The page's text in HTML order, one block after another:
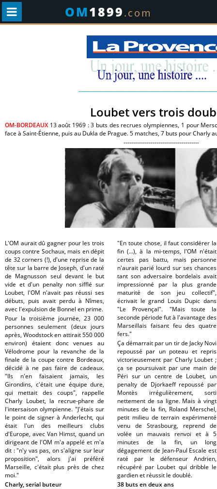
OM1899.com
Loubet vers trois
OM-BORDEAUX13 août 1969 : 3 buts des recrues olympiennes, 1 pour
face à Saint-Étienne, puis au Dukla de Prague. 5 matches, 7 buts pour Charly
---------------------------------------
L'OM aurait dû gagner pour les trois
coups contre Sochaux, mais en dépit
de 32 corners (!), d'une reprise de la
tête sur la barre de Joseph, d'un raté
de Magnusson seul devant le but
vide et d'un penalty non sifflé sur
Loubet, l'OM n'avait pas réussi ses
débuts, puis avait perdu à Nîmes,
avec l'expulsion de Bonnel en prime.
Pour la troisième journée, 23 000
personnes seulement (deux jours
après, Woodstock en attirait 550 000
environ) étaient donc venues au
Vélodrome pour la revanche de la
finale de la coupe contre Bordeaux,
décidé à ne pas faire de cadeaux.
"Ils n'en faisaient jamais, les
Girondins, c'était une équipe dure,
qui mettait des coups", rappelle
Charly Loubet, la recrue-phare de
l'intersaison olympienne. "J'étais sur
le point de signer à Anderlecht, qui
était l'un des meilleurs clubs
d'Europe, avec Van Himst, quand un
dirigeant de l'OM m'a appelé et m'a
dit : "n'y vas pas, on s'aligne sur leur
proposition", alors j'ai préféré
Marseille, c'était plus près de chez
moi."
Charly, serial buteur
"En toute chose, il faut considérer la
fin (...), à la mi-temps, l'OM n'était
certes pas battu, mais personne
n'aurait parié lourd sur ses chances
tant son adversaire bordelais avait
impressionné par la plus grande
maturité de son jeu collectif",
écrivait le grand Louis Dupic dans
"Le Provençal". "Mais toute la
seconde période fut à l'avantage des
Marseillais faisant feu des quatre
fers."
Ça démarrait par un tir de Jacky Novi
repoussé par un poteau et repris
victorieusement par Charly Loubet ;
ça se poursuivait par une main de
Péri sur un centre de Loubet, un
penalty de Djorkaeff repoussé par
Montès irrégulièrement, sorti
nettement de sa ligne. Mais à vingt
minutes de la fin, Roland Merschel,
petit milieu de terrain expérimenté
venu de Strasbourg, reprend de
volée un mauvais renvoi et à 5
minutes de la fin, un long
dégagement de Jean-Paul Escale est
raté par le défenseur Andrien,
récupéré par Loubet qui dribble le
gardien et réussit le doublé.
38 buts en deux ans